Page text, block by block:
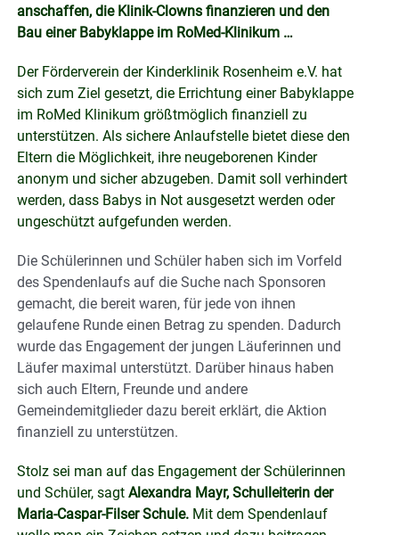
anschaffen, die Klinik-Clowns finanzieren und den
Bau einer Babyklappe im RoMed-Klinikum …
Der Förderverein der Kinderklinik Rosenheim e.V. hat
sich zum Ziel gesetzt, die Errichtung einer Babyklappe
im RoMed Klinikum größtmöglich finanziell zu
unterstützen. Als sichere Anlaufstelle bietet diese den
Eltern die Möglichkeit, ihre neugeborenen Kinder
anonym und sicher abzugeben. Damit soll verhindert
werden, dass Babys in Not ausgesetzt werden oder
ungeschützt aufgefunden werden.
Die Schülerinnen und Schüler haben sich im Vorfeld
des Spendenlaufs auf die Suche nach Sponsoren
gemacht, die bereit waren, für jede von ihnen
gelaufene Runde einen Betrag zu spenden. Dadurch
wurde das Engagement der jungen Läuferinnen und
Läufer maximal unterstützt. Darüber hinaus haben
sich auch Eltern, Freunde und andere
Gemeindemitglieder dazu bereit erklärt, die Aktion
finanziell zu unterstützen.
Stolz sei man auf das Engagement der Schülerinnen
und Schüler, sagt Alexandra Mayr, Schulleiterin der
Maria-Caspar-Filser Schule. Mit dem Spendenlauf